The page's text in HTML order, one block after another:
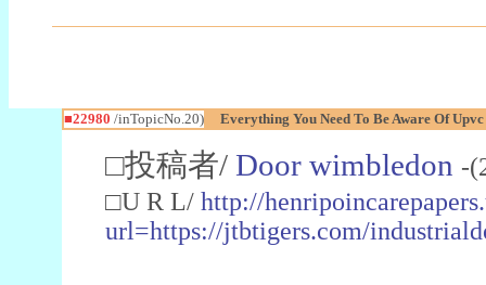
■22980 /inTopicNo.20) Everything You Need To Be Aware Of
□投稿者/ Door wimbledon -
□U R L/ http://
url=https://jtbtigers.com/